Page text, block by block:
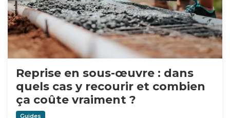
Reprise en sous-œuvre : dans
quels cas y recourir et combien
ça coûte vraiment ?
Guides